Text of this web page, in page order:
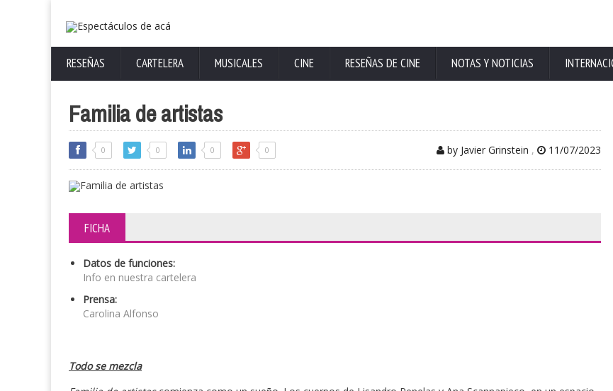
RESEÑAS CARTELERA MUSICALES CINE RESEÑAS DE CINE NOTAS Y NOTICIAS
Familia de artistas
0 0 0 0 by Javier Grinstein , 11/07/2023
FICHA
Datos de funciones:
Info en nuestra cartelera
Prensa:
Carolina Alfonso
Todo se mezcla